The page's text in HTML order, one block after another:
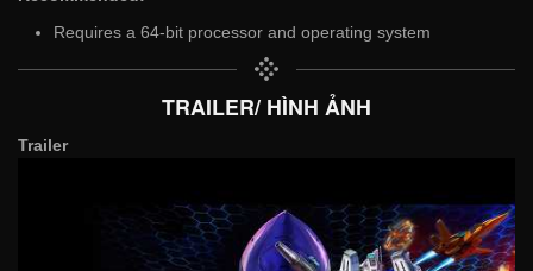
Requires a 64-bit processor and operating system
TRAILER/ HÌNH ẢNH
Trailer